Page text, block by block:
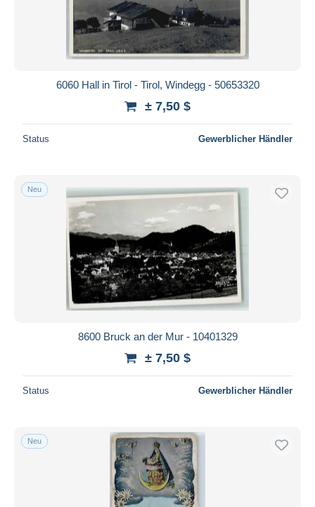
6060 Hall in Tirol - Tirol, Windegg - 50653320
± 7,50 $
Status Gewerblicher Händler
Neu
8600 Bruck an der Mur - 10401329
± 7,50 $
Status Gewerblicher Händler
Neu